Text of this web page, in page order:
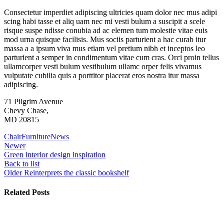
Consectetur imperdiet adipiscing ultricies quam dolor nec mus adipi
scing habi tasse et aliq uam nec mi vesti bulum a suscipit a scele
risque suspe ndisse conubia ad ac elemen tum molestie vitae euis
mod urna quisque facilisis. Mus sociis parturient a hac curab itur
massa a a ipsum viva mus etiam vel pretium nibh et inceptos leo
parturient a semper in condimentum vitae cum cras. Orci proin tellus
ullamcorper vesti bulum vestibulum ullamc orper felis vivamus
vulputate cubilia quis a porttitor placerat eros nostra itur massa
adipiscing.
71 Pilgrim Avenue
Chevy Chase,
MD 20815
ChairFurnitureNews
Newer
Green interior design inspiration
Back to list
Older Reinterprets the classic bookshelf
Related Posts